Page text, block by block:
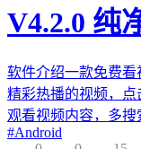
V4.2.0 纯
软件介绍一款免费看
精彩热播的视频，
观看视频内容，多
#Android